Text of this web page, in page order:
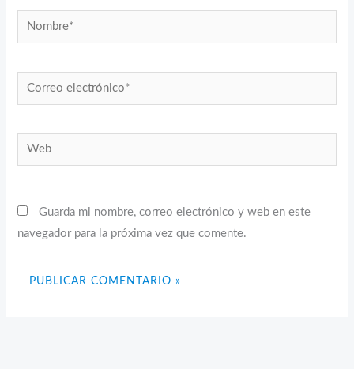
Nombre*
Correo
electrónico*
Web
Guarda mi nombre, correo electrónico y web en este
navegador para la próxima vez que comente.